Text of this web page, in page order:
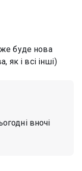
буде нова
як і всі інші)
вночі